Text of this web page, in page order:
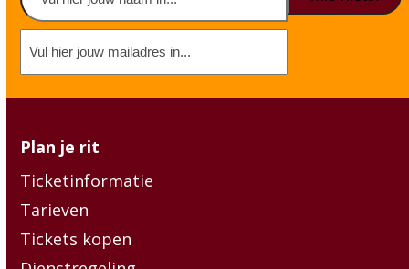
(erforderlich)
Vorname
mailadres
Plan je rit
Ticketinformatie
Tarieven
Tickets kopen